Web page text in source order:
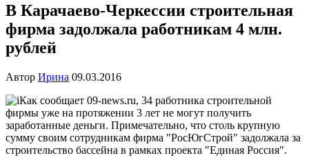
В Карачаево-Черкессии строительная
фирма задолжала работникам 4 млн.
рублей
Автор Ирина 09.03.2016
Как сообщает 09-news.ru, 34 работника строительной
фирмы уже на протяжении 3 лет не могут получить
заработанные деньги. Примечательно, что столь крупную
сумму своим сотрудникам фирма "РосЮгСтрой" задолжала за
строительство бассейна в рамках проекта "Единая Россия".